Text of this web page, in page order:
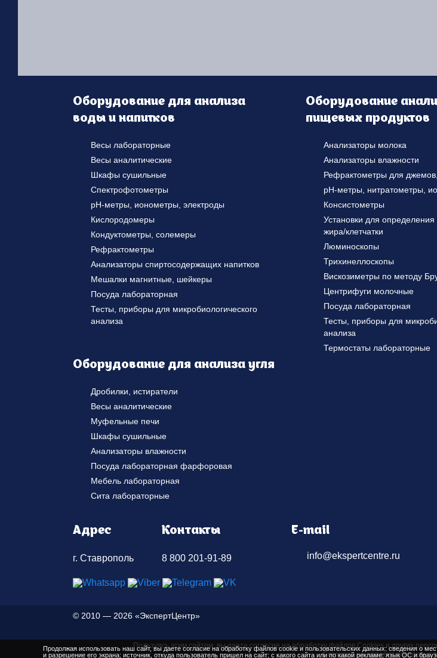
Оборудование для анализа
воды и напитков
Весы лабораторные
Весы аналитические
Шкафы сушильные
Спектрофотометры
pH-метры, ионометры, электроды
Кислородомеры
Кондуктометры, солемеры
Рефрактометры
Анализаторы спиртосодержащих напитков
Мешалки магнитные, шейкеры
Посуда лабораторная
Тесты, приборы для микробиологического
анализа
Оборудование
пищевых продуктов
Анализаторы молока
Анализаторы влажности
Рефрактометры для
pH-метры, нитратометры,
Консистометры
Установки для определения
жира/клетчатки
Люминоскопы
Трихинеллоскопы
Вискозиметры по методу
Центрифуги молочные
Посуда лабораторная
Тесты, приборы для
анализа
Термостаты лабораторные
Оборудование для анализа угля
Дробилки, истиратели
Весы аналитические
Муфельные печи
Шкафы сушильные
Анализаторы влажности
Посуда лабораторная фарфоровая
Мебель лабораторная
Сита лабораторные
Адрес
г. Ставрополь
Контакты
8 800 201-91-89
E-mail
info@ekspertcentre.ru
© 2010 — 2026 «ЭкспертЦентр»
Пользуясь этим сайтом, вы даете согласие на обработку файлов Cookies и других
Согласие на обработку
Продолжая использовать наш сайт, вы даете согласие на обработку файлов cookie и пользовательских данных: сведения о
и разрешение его экрана; источник, откуда пользователь пришел на сайт; с какого сайта или по какой рекламе; язык ОС и